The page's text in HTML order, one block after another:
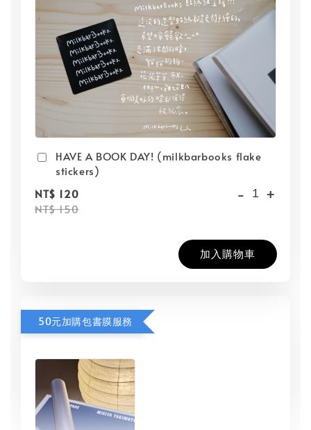
HAVE A BOOK DAY! (milkbarbooks flake
stickers)
NT$ 120
NT$ 150
- +
加入購物車
50元加購包書膜服務